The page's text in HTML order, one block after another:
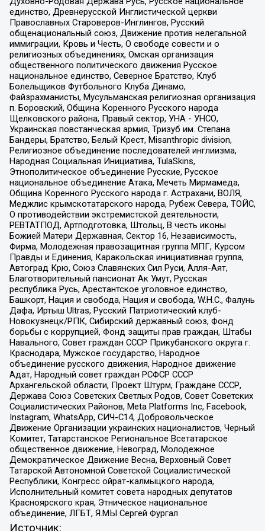
единство, Древнерусской Инглистической церкви
Православных Староверов-Инглингов, Русский
общенациональный союз, Движение против нелегальной
иммиграции, Кровь и Честь, О свободе совести и о
религиозных объединениях, Омская организация
общественного политического движения Русское
национальное единство, Северное Братство, Клуб
Болельщиков Футбольного Клуба Динамо,
Файзрахманисты, Мусульманская религиозная организация
п. Боровский, Община Коренного Русского народа
Щелковского района, Правый сектор, УНА - УНСО,
Украинская повстанческая армия, Тризуб им. Степана
Бандеры, Братство, Белый Крест, Misanthropic division,
Религиозное объединение последователей инглиизма,
Народная Социальная Инициатива, TulaSkins,
Этнополитическое объединение Русские, Русское
национальное объединение Атака, Мечеть Мирмамеда,
Община Коренного Русского народа г. Астрахани, ВОЛЯ,
Меджлис крымскотатарского народа, Рубеж Севера, ТОЙС,
О противодействии экстремистской деятельности,
РЕВТАТПОД, Артподготовка, Штольц, В честь иконы
Божией Матери Державная, Сектор 16, Независимость,
Фирма, Молодежная правозащитная группа МПГ, Курсом
Правды и Единения, Каракольская инициативная группа,
Автоград Крю, Союз Славянских Сил Руси, Алля-Аят,
Благотворительный пансионат Ак Умут, Русская
республика Русь, Арестантское уголовное единство,
Башкорт, Нация и свобода, Нация и свобода, W.H.С., Фалунь
Дафа, Иртыш Ultras, Русский Патриотический клуб-
Новокузнецк/РПК, Сибирский державный союз, Фонд
борьбы с коррупцией, Фонд защиты прав граждан, Штабы
Навального, Совет граждан СССР Прикубанского округа г.
Краснодара, Мужское государство, Народное
объединение русского движения, Народное движение
Адат, Народный совет граждан РСФСР СССР
Архангельской области, Проект Штурм, Граждане СССР,
Держава Союз Советских Светлых Родов, Совет Советских
Социалистических Районов, Meta Platforms Inc, Facebook,
Instagram, WhatsApp, СИЧ-С14, Добровольческое
Движение Организации украинских националистов, Черный
Комитет, Татарстанское Региональное Всетатарское
общественное движение, Невоград, Молодежное
Демократическое Движение Весна, Верховный Совет
Татарской Автономной Советской Социалистической
Республики, Конгресс ойрат-калмыцкого народа,
Исполнительный комитет совета народных депутатов
Красноярского края, Этническое национальное
объединение, ЛГБТ, Я.МЫ Сергей Фургал
Источник: